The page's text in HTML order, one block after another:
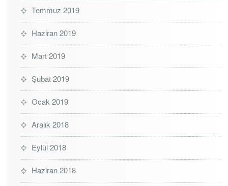
Temmuz 2019
Haziran 2019
Mart 2019
Şubat 2019
Ocak 2019
Aralık 2018
Eylül 2018
Haziran 2018